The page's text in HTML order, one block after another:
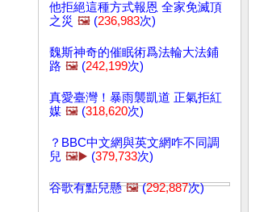
他拒絕這種方式報恩 全家免滅頂
之災 🖼️ (236,983次)
魏斯神奇的催眠術爲法輪大法鋪
路 🖼️ (242,199次)
真愛臺灣！暴雨襲凱道 正氣拒紅
媒 🖼️ (318,620次)
？BBC中文網與英文網咋不同調
兒 🖼️▶️ (379,733次)
谷歌有點兒懸 🖼️(292,887次)